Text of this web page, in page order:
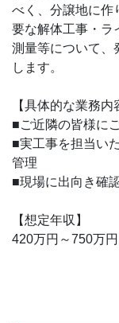
べく、分譲地に作
要な解体工事・ラ
測量等について、
します。
【具体的な業務内
■ご近隣の皆様に
■実工事を担当い
管理
■現場に出向き確
【想定年収】
420万円～750万円